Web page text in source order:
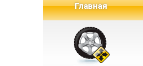
Главная(current)